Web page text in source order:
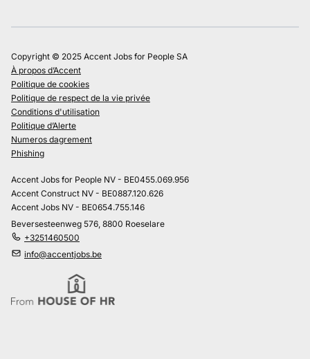
Copyright © 2025 Accent Jobs for People SA
À propos d’Accent
Politique de cookies
Politique de respect de la vie privée
Conditions d'utilisation
Politique d’Alerte
Numeros dagrement
Phishing
Accent Jobs for People NV - BE0455.069.956
Accent Construct NV - BE0887.120.626
Accent Jobs NV - BE0654.755.146
Beversesteenweg 576, 8800 Roeselare
+3251460500
info@accentjobs.be